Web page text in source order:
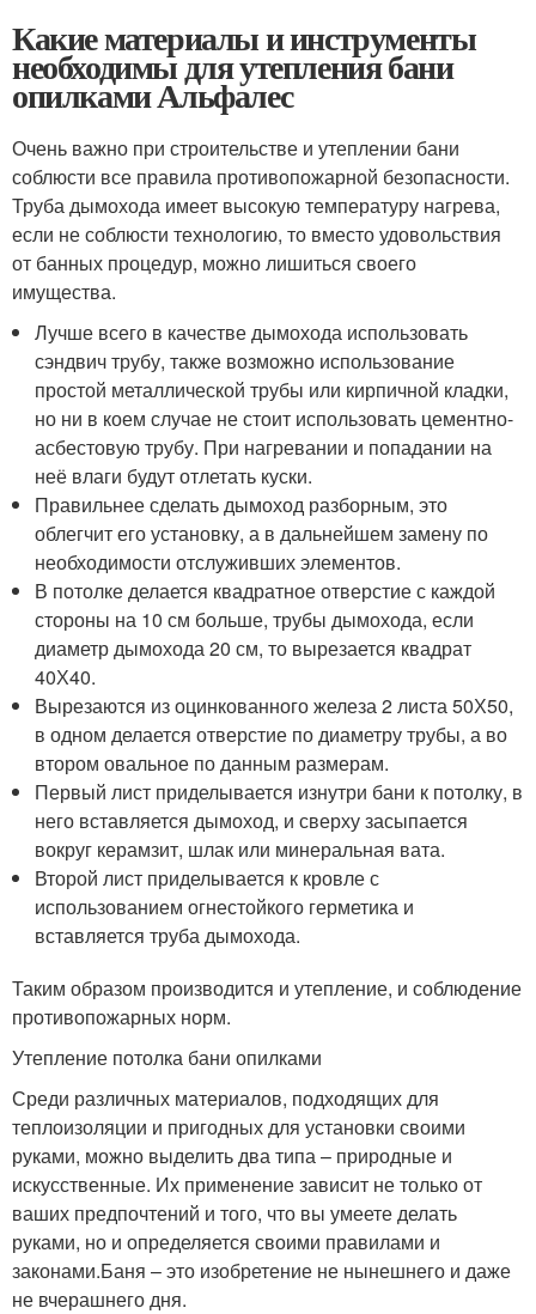
Какие материалы и инструменты
необходимы для утепления бани
опилками Альфалес
Очень важно при строительстве и утеплении бани
соблюсти все правила противопожарной безопасности.
Труба дымохода имеет высокую температуру нагрева,
если не соблюсти технологию, то вместо удовольствия
от банных процедур, можно лишиться своего
имущества.
Лучше всего в качестве дымохода использовать
сэндвич трубу, также возможно использование
простой металлической трубы или кирпичной кладки,
но ни в коем случае не стоит использовать цементно-
асбестовую трубу. При нагревании и попадании на
неё влаги будут отлетать куски.
Правильнее сделать дымоход разборным, это
облегчит его установку, а в дальнейшем замену по
необходимости отслуживших элементов.
В потолке делается квадратное отверстие с каждой
стороны на 10 см больше, трубы дымохода, если
диаметр дымохода 20 см, то вырезается квадрат
40Х40.
Вырезаются из оцинкованного железа 2 листа 50Х50,
в одном делается отверстие по диаметру трубы, а во
втором овальное по данным размерам.
Первый лист приделывается изнутри бани к потолку, в
него вставляется дымоход, и сверху засыпается
вокруг керамзит, шлак или минеральная вата.
Второй лист приделывается к кровле с
использованием огнестойкого герметика и
вставляется труба дымохода.
Таким образом производится и утепление, и соблюдение
противопожарных норм.
Утепление потолка бани опилками
Среди различных материалов, подходящих для
теплоизоляции и пригодных для установки своими
руками, можно выделить два типа – природные и
искусственные. Их применение зависит не только от
ваших предпочтений и того, что вы умеете делать
руками, но и определяется своими правилами и
законами.Баня – это изобретение не нынешнего и даже
не вчерашнего дня.